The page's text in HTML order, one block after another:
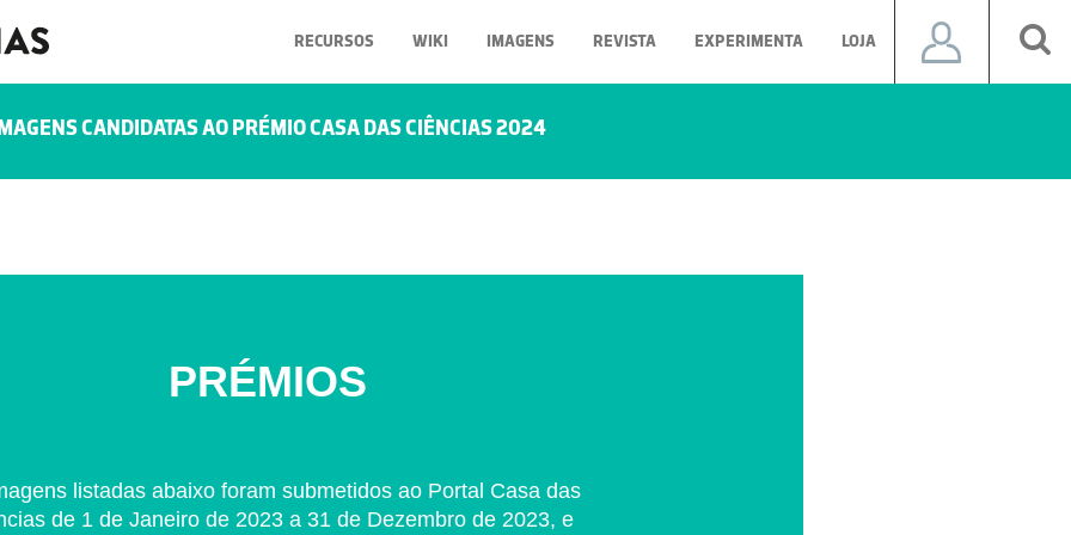
RECURSOS WIKI IMAGENS REVISTA EXPERIMENTA LOJA
CANDIDATAS AO PRÉMIO CASA DAS CIÊNCIAS 2024
PRÉMIOS
listadas abaixo foram submetidos ao Portal Casa das
de 1 de Janeiro de 2023 a 31 de Dezembro de 2023, e